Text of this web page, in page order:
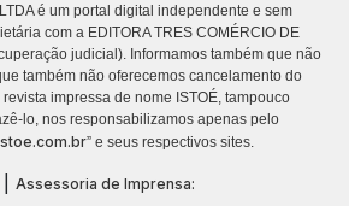
é um portal digital independente e sem
com a EDITORA TRES COMÉRCIO DE
judicial). Informamos também que não
também não oferecemos cancelamento do
impressa de nome ISTOÉ, tampouco
lo, nos responsabilizamos apenas pelo
” e seus respectivos sites.
Assessoria de Imprensa: